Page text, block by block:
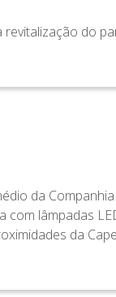
do
da
lâmpadas
da